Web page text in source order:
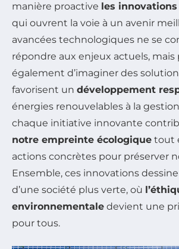
manière proactive les
qui ouvrent la voie à un avenir
avancées technologiques ne se
répondre aux enjeux actuels,
également d’imaginer des
favorisent un développement
énergies renouvelables à la
chaque initiative innovante
notre empreinte écologique tout
actions concrètes pour préserver
Ensemble, ces innovations
d’une société plus verte, où
environnementale devient une
pour tous.